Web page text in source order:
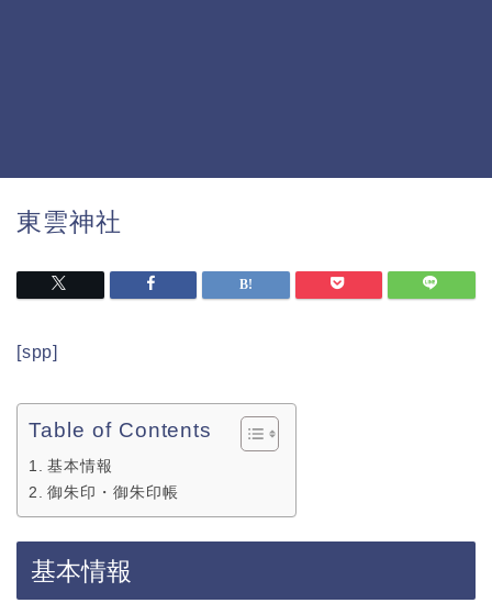
東雲神社
[spp]
Table of Contents
基本情報
御朱印・御朱印帳
基本情報